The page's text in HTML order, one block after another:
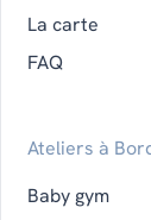
La carte
FAQ
Ateliers à
Baby gym